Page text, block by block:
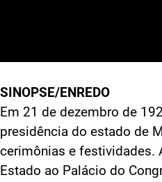
SINOPSE/ENREDO
Em 21 de dezembro de
presidência do estado de
cerimônias e festividades.
Estado ao Palácio do